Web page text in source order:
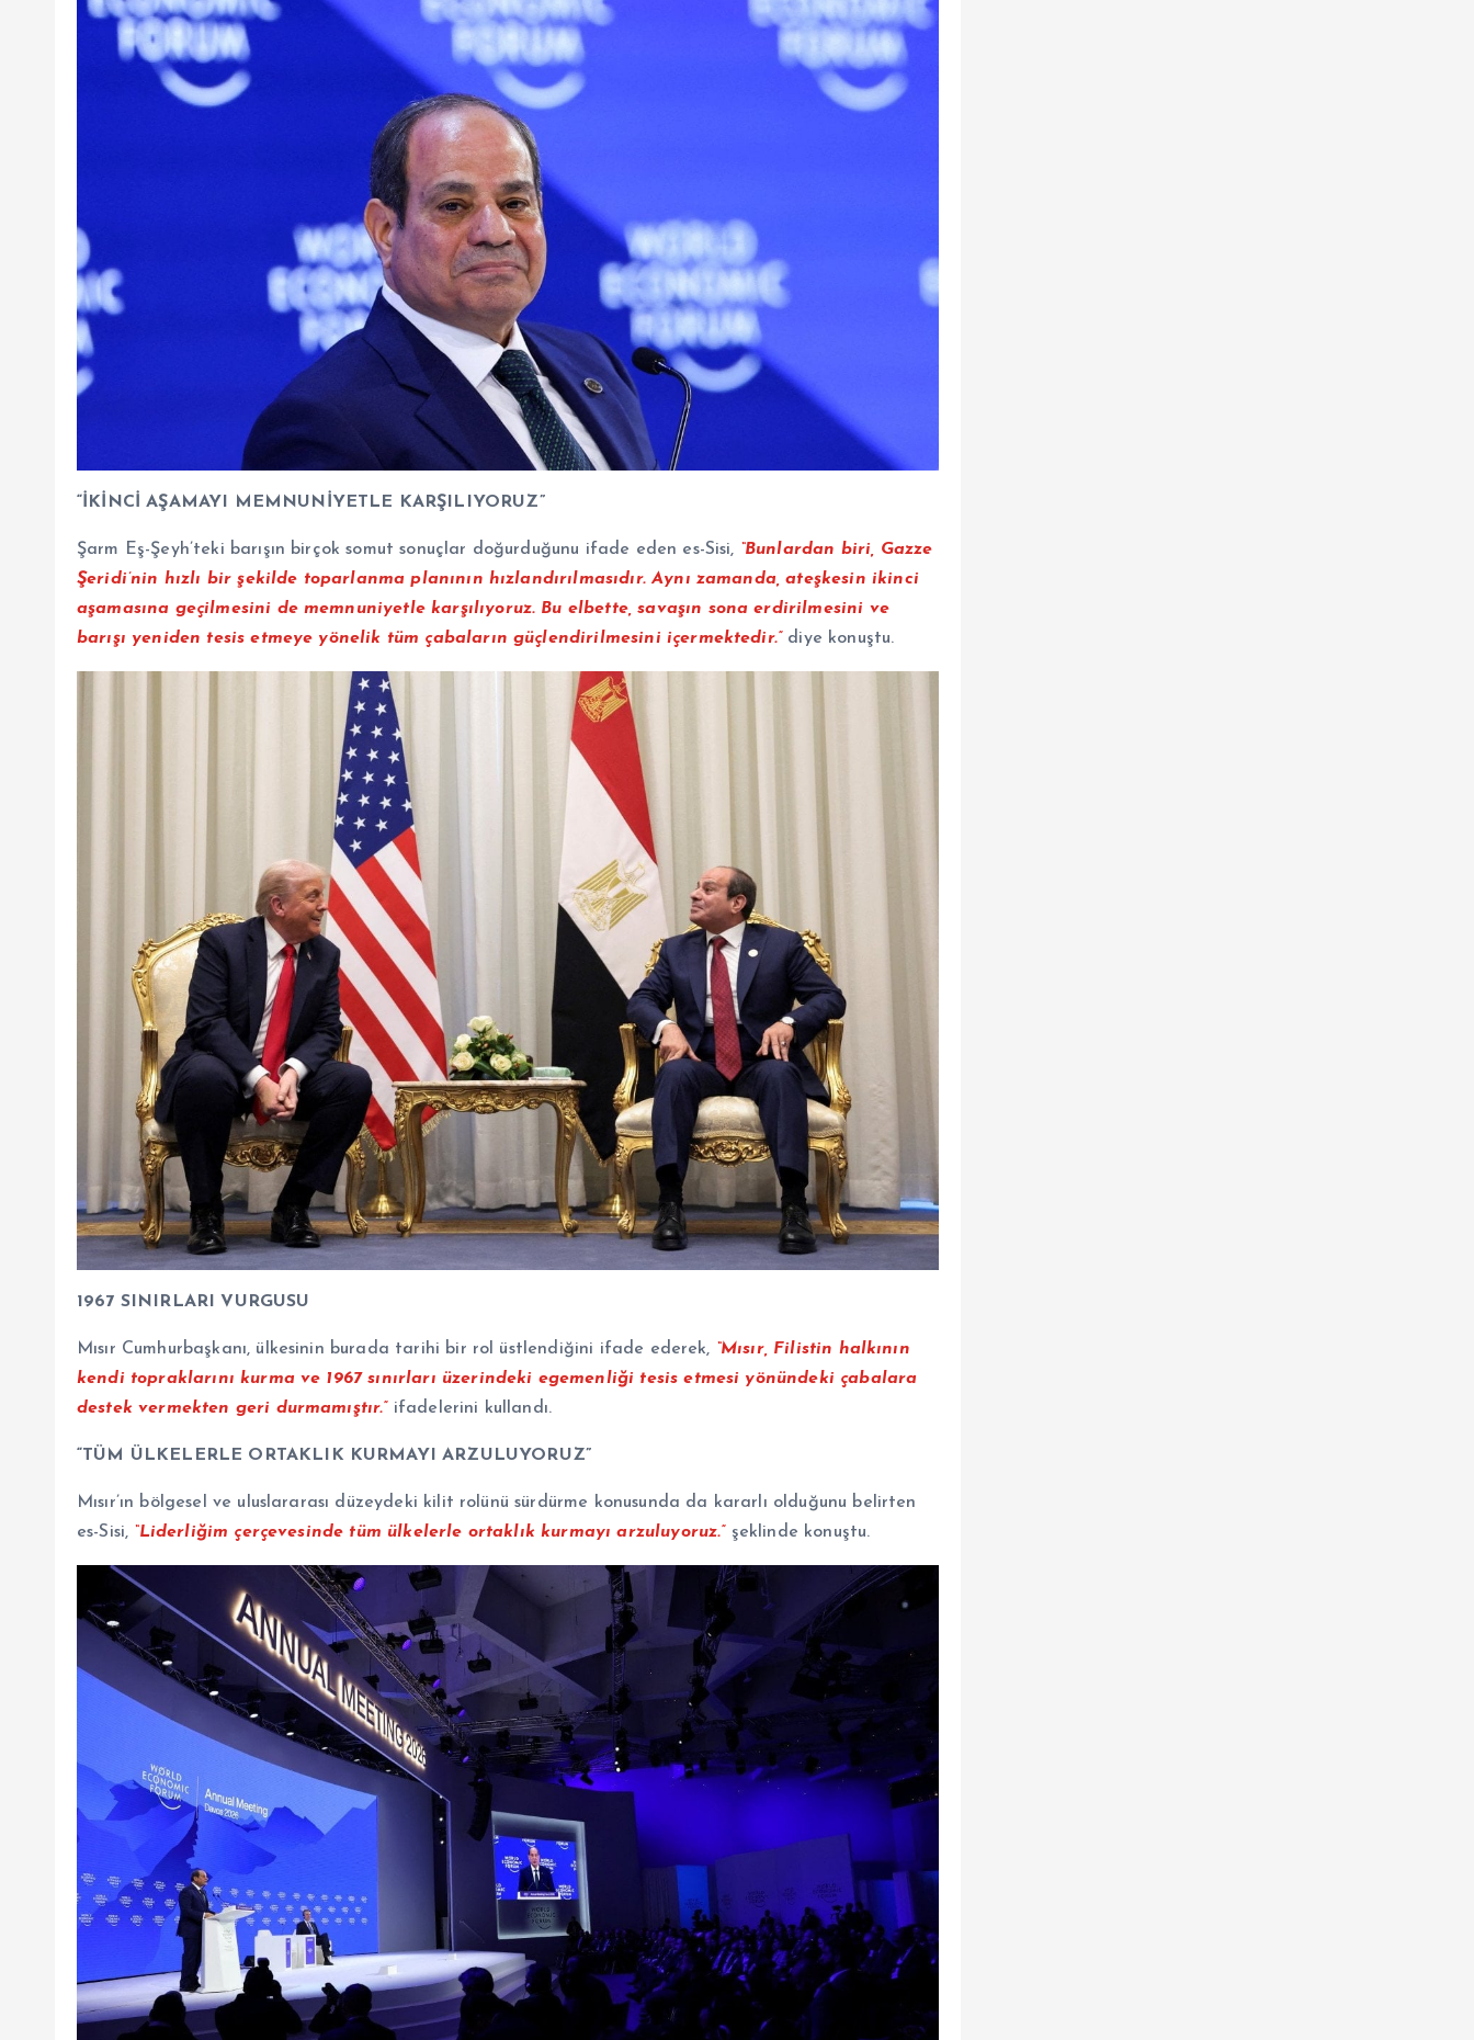
“İKİNCİ AŞAMAYI MEMNUNİYETLE KARŞILIYORUZ”
Şarm Eş-Şeyh’teki barışın birçok somut sonuçlar doğurduğunu ifade eden es-Sisi, “Bunlardan biri, Gazze
Şeridi’nin hızlı bir şekilde toparlanma planının hızlandırılmasıdır. Aynı zamanda, ateşkesin ikinci
aşamasına geçilmesini de memnuniyetle karşılıyoruz. Bu elbette, savaşın sona erdirilmesini ve
barışı yeniden tesis etmeye yönelik tüm çabaların güçlendirilmesini içermektedir.”diye konuştu.
1967 SINIRLARI VURGUSU
Mısır Cumhurbaşkanı, ülkesinin burada tarihi bir rol üstlendiğini ifade ederek, “Mısır, Filistin halkının
kendi topraklarını kurma ve 1967 sınırları üzerindeki egemenliği tesis etmesi yönündeki çabalara
destek vermekten geri durmamıştır.”ifadelerini kullandı.
“TÜM ÜLKELERLE ORTAKLIK KURMAYI ARZULUYORUZ”
Mısır’ın bölgesel ve uluslararası düzeydeki kilit rolünü sürdürme konusunda da kararlı olduğunu belirten
es-Sisi, “Liderliğim çerçevesinde tüm ülkelerle ortaklık kurmayı arzuluyoruz.”şeklinde konuştu.